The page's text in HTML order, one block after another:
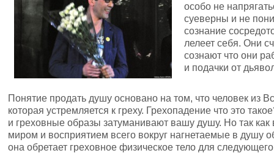
особо не
суеверны и не
сознание
лелеет себя. Они
сознают что они
и подачки от
Понятие продать душу основано на том, что человек из
которая устремляется к греху. Грехопадение что это
и греховные образы затуманивают вашу душу. Но так
миром и восприятием всего вокруг нагнетаемые в душу
она обретает греховное физическое тело для